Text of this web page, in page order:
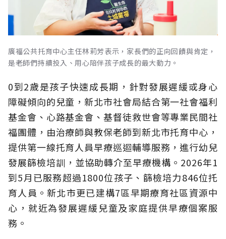
廣福公共托育中心主任林莉芳表示，家長們的正向回饋與肯定，
是老師們持續投入、用心陪伴孩子成長的最大動力。
0到2歲是孩子快速成長期，針對發展遲緩或身心
障礙傾向的兒童，新北市社會局結合第一社會福利
基金會、心路基金會、基督徒救世會等專業民間社
福團體，由治療師與教保老師到新北市托育中心，
提供第一線托育人員早療巡迴輔導服務，進行幼兒
發展篩檢培訓，並協助轉介至早療機構。2026年1
到5月已服務超過1800位孩子、篩檢培力846位托
育人員。新北市更已建構7區早期療育社區資源中
心，就近為發展遲緩兒童及家庭提供早療個案服
務。